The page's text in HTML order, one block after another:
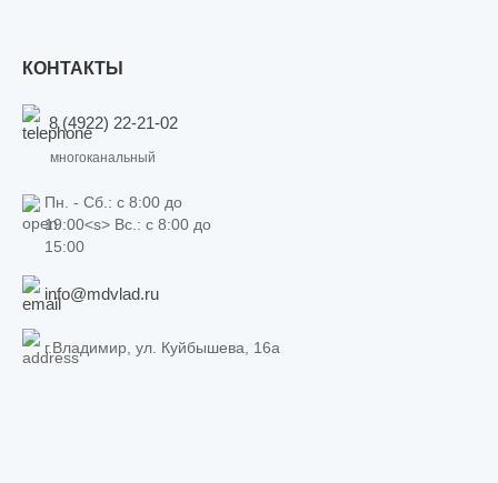
КОНТАКТЫ
8 (4922) 22-21-02
многоканальный
Пн. - Сб.: c 8:00 до
19:00<s> Вс.: c 8:00 до
15:00
info@mdvlad.ru
г.Владимир, ул. Куйбышева, 16а